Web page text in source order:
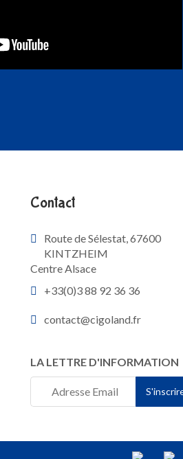
Contact
Route de Sélestat, 67600
KINTZHEIM
Centre Alsace
+33(0)3 88 92 36 36
contact@cigoland.fr
LA LETTRE D'INFORMATION